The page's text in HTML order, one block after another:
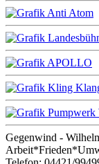
Gegenwind -